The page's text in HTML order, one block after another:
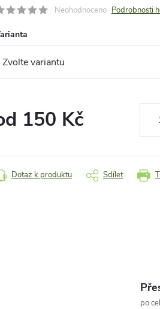
Neohodnoceno Podrobnosti
150 Kč
Dotaz k produktu Sdílet
po